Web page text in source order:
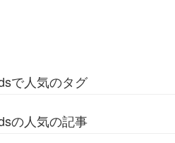
で人気のタグ
の人気の記事